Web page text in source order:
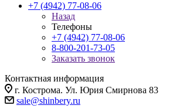
+7 (4942) 77-08-06
Назад
Телефоны
+7 (4942) 77-08-06
8-800-201-73-05
Заказать звонок
Контактная информация
г. Кострома. Ул. Юрия Смирнова 83
sale@shinbery.ru